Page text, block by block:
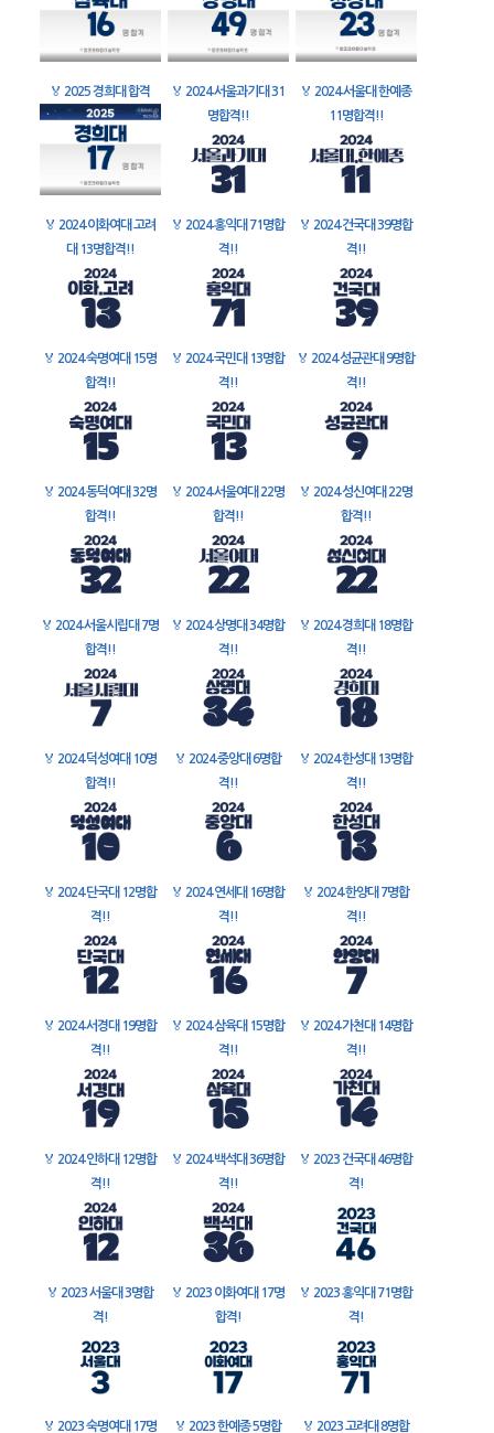
🏅 2025 경희대 합격 🏅 2024 서울과기대 31
명합격!!
🏅 2024 서울대 한예종
11명합격!!
🏅 2024 이화여대 고려
대 13명합격!!
🏅 2024 홍익대 71명합
격!!
🏅 2024 건국대 39명합
격!!
🏅 2024 숙명여대 15명
합격!!
🏅 2024 국민대 13명합
격!!
🏅 2024 성균관대 9명합
격!!
🏅 2024 동덕여대 32명
합격!!
🏅 2024 서울여대 22명
합격!!
🏅 2024 성신여대 22명
합격!!
🏅 2024 서울시립대 7명
합격!!
🏅 2024 상명대 34명합
격!!
🏅 2024 경희대 18명합
격!!
🏅 2024 덕성여대 10명
합격!!
🏅 2024 중앙대 6명합
격!!
🏅 2024 한성대 13명합
격!!
🏅 2024 단국대 12명합
격!!
🏅 2024 연세대 16명합
격!!
🏅 2024 한양대 7명합
격!!
🏅 2024 서경대 19명합
격!!
🏅 2024 삼육대 15명합
격!!
🏅 2024 가천대 14명합
격!!
🏅 2024 인하대 12명합
격!!
🏅 2024 백석대 36명합
격!!
🏅 2023 건국대 46명합
격!
🏅 2023 서울대 3명합
격!
🏅 2023 이화여대 17명
합격!
🏅 2023 홍익대 71명합
격!
🏅 2023 숙명여대 17명
🏅 2023 한예종 5명합
🏅 2023 고려대 8명합